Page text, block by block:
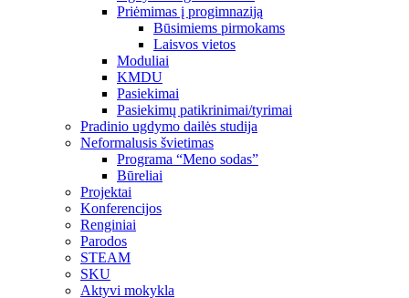
Priėmimas į progimnaziją
Būsimiems pirmokams
Laisvos vietos
Moduliai
KMDU
Pasiekimai
Pasiekimų patikrinimai/tyrimai
Pradinio ugdymo dailės studija
Neformalusis švietimas
Programa “Meno sodas”
Būreliai
Projektai
Konferencijos
Renginiai
Parodos
STEAM
SKU
Aktyvi mokykla